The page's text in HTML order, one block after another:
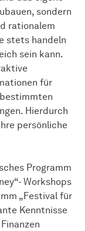
sondern
rationalem
stets handeln
sein kann.
für
Hierdurch
persönliche
Programm
Workshops
„Festival für
Kenntnisse